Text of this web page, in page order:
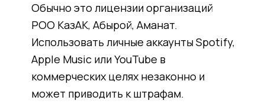
Обычно это лицензии организаций
РОО КазАК, Абырой, Аманат.
Использовать личные аккаунты Spotify,
Apple Music или YouTube в
коммерческих целях незаконно и
может приводить к штрафам.